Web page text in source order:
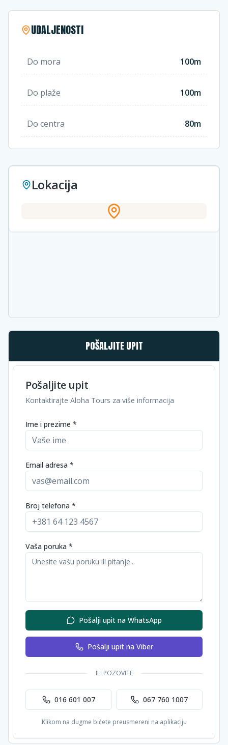
UDALJENOSTI
Do mora 100m
Do plaže 100m
Do centra 80m
Lokacija
POŠALJITE UPIT
Pošaljite upit
Kontaktirajte Aloha Tours za više informacija
Ime i prezime *
Email adresa *
Broj telefona *
Vaša poruka *
Pošalji upit na WhatsApp
Pošalji upit na Viber
ILI POZOVITE
016 601 007 067 760 1007
Klikom na dugme bićete preusmereni na aplikaciju